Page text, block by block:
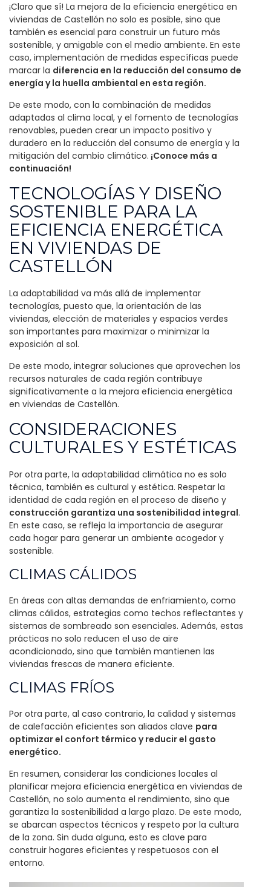
¡Claro que sí! La mejora de la eficiencia energética en
viviendas de Castellón no solo es posible, sino que
también es esencial para construir un futuro más
sostenible, y amigable con el medio ambiente. En este
caso, implementación de medidas específicas puede
marcar la diferencia en la reducción del consumo de
energía y la huella ambiental en esta región.
De este modo, con la combinación de medidas
adaptadas al clima local, y el fomento de tecnologías
renovables, pueden crear un impacto positivo y
duradero en la reducción del consumo de energía y la
mitigación del cambio climático. ¡Conoce más a
continuación!
TECNOLOGÍAS Y DISEÑO
SOSTENIBLE PARA LA
EFICIENCIA ENERGÉTICA
EN VIVIENDAS DE
CASTELLÓN
La adaptabilidad va más allá de implementar
tecnologías, puesto que, la orientación de las
viviendas, elección de materiales y espacios verdes
son importantes para maximizar o minimizar la
exposición al sol.
De este modo, integrar soluciones que aprovechen los
recursos naturales de cada región contribuye
significativamente a la mejora eficiencia energética
en viviendas de Castellón.
CONSIDERACIONES
CULTURALES Y ESTÉTICAS
Por otra parte, la adaptabilidad climática no es solo
técnica, también es cultural y estética. Respetar la
identidad de cada región en el proceso de diseño y
construcción garantiza una sostenibilidad integral.
En este caso, se refleja la importancia de asegurar
cada hogar para generar un ambiente acogedor y
sostenible.
CLIMAS CÁLIDOS
En áreas con altas demandas de enfriamiento, como
climas cálidos, estrategias como techos reflectantes y
sistemas de sombreado son esenciales. Además, estas
prácticas no solo reducen el uso de aire
acondicionado, sino que también mantienen las
viviendas frescas de manera eficiente.
CLIMAS FRÍOS
Por otra parte, al caso contrario, la calidad y sistemas
de calefacción eficientes son aliados clave para
optimizar el confort térmico y reducir el gasto
energético.
En resumen, considerar las condiciones locales al
planificar mejora eficiencia energética en viviendas de
Castellón, no solo aumenta el rendimiento, sino que
garantiza la sostenibilidad a largo plazo. De este modo,
se abarcan aspectos técnicos y respeto por la cultura
de la zona. Sin duda alguna, esto es clave para
construir hogares eficientes y respetuosos con el
entorno.